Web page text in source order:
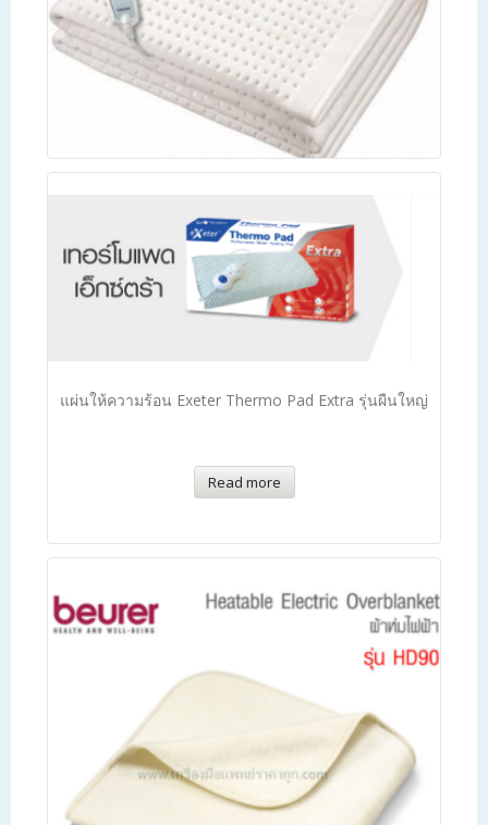
ผ้าปูเตียงไฟฟ้า Beurer UB100
Read more
แผ่นให้ความร้อน Exeter Thermo Pad Extra รุ่นผืนใหญ่
Read more